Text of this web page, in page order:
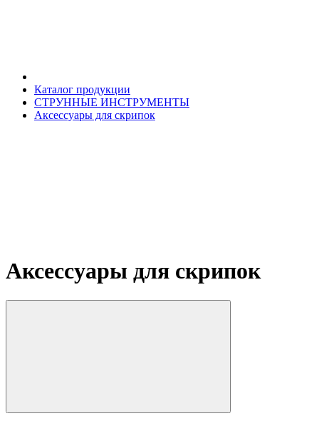
Каталог продукции
СТРУННЫЕ ИНСТРУМЕНТЫ
Аксессуары для скрипок
Аксессуары для скрипок